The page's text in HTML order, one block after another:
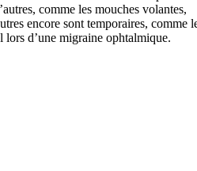
comme les mouches volantes,
encore sont temporaires, comme
d’une migraine ophtalmique.